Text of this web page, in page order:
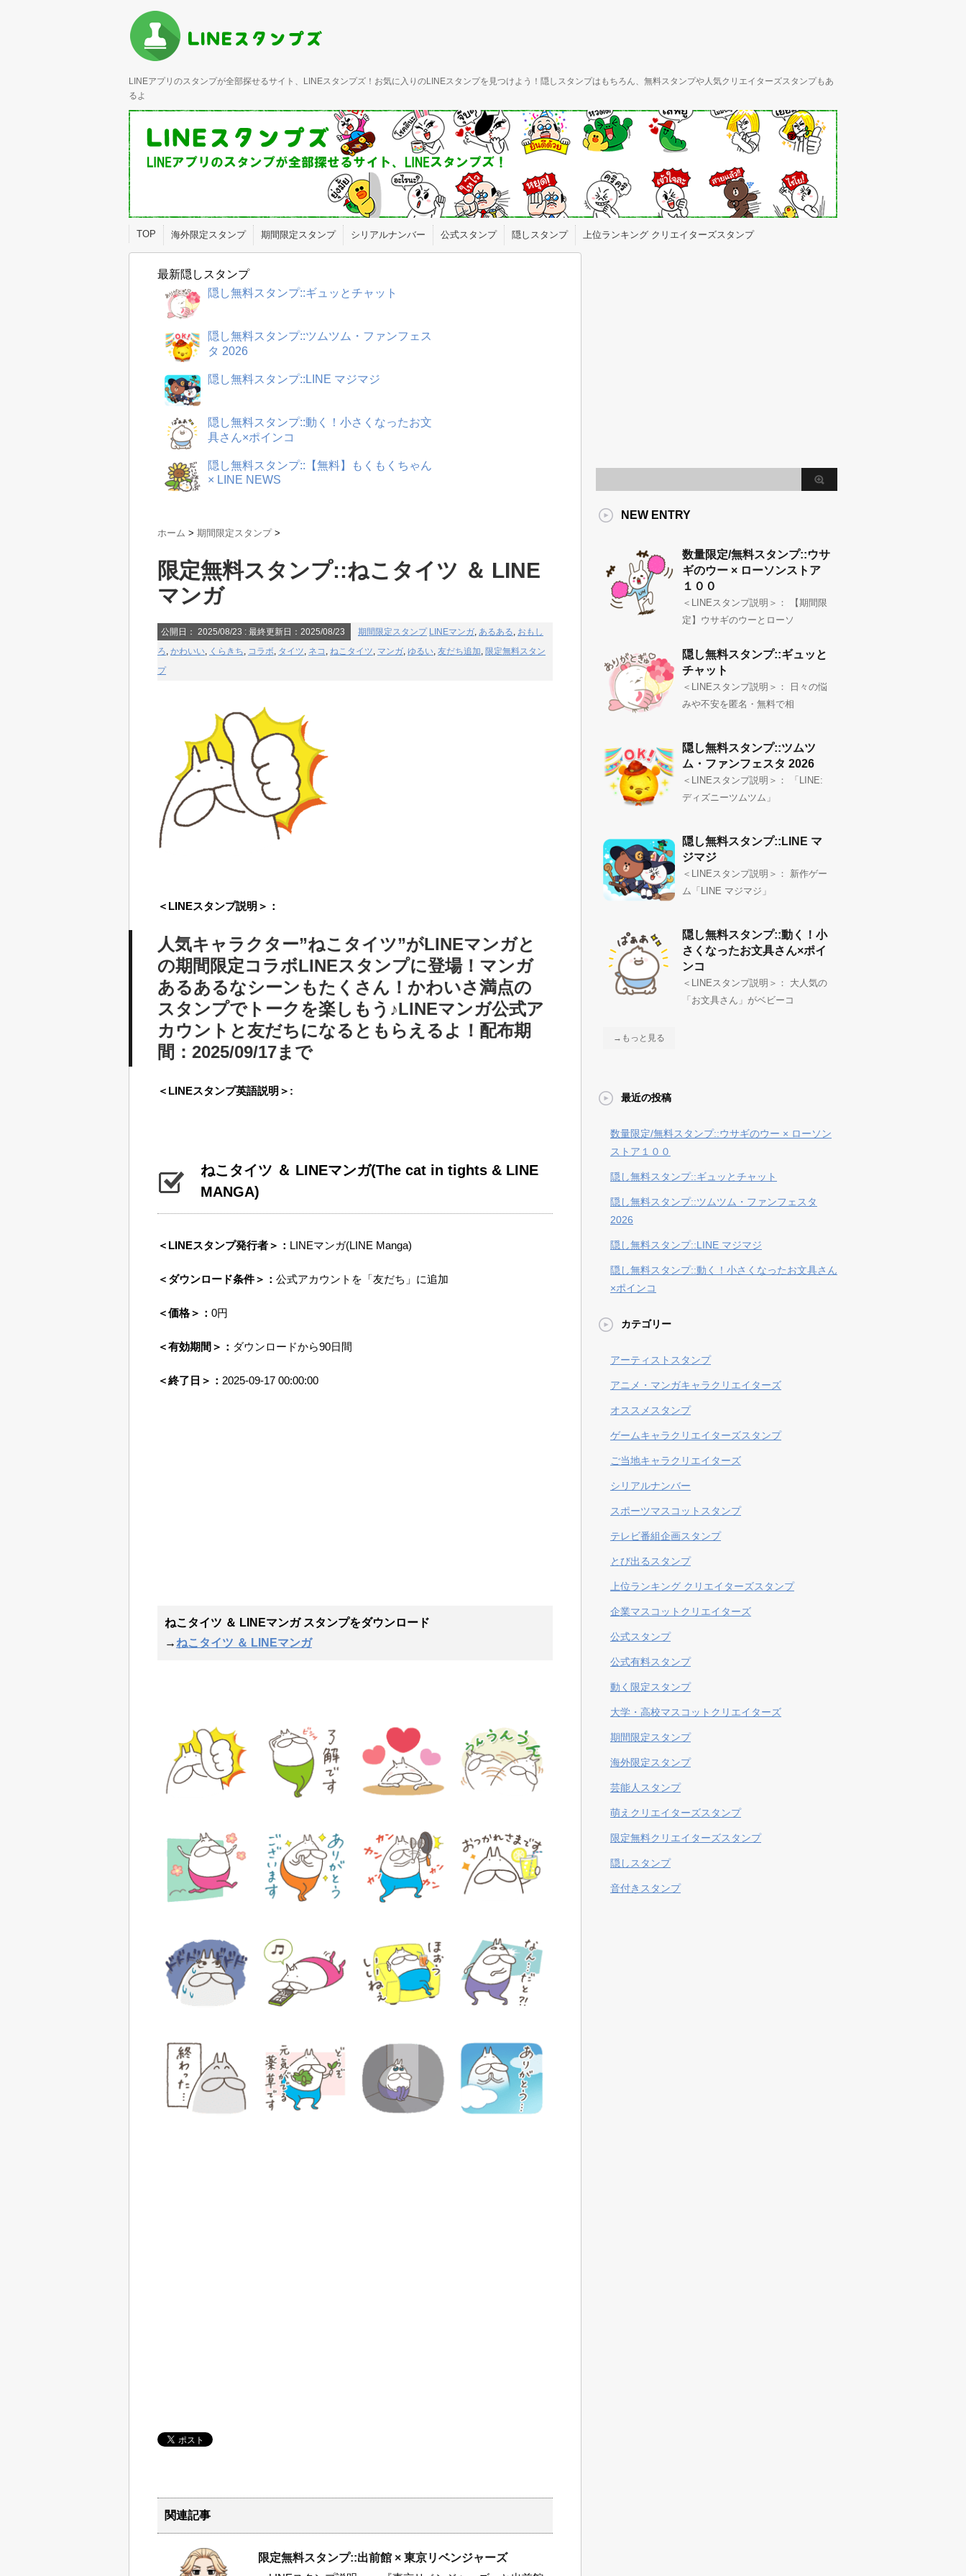
LINEアプリのスタンプが全部探せるサイト、LINEスタンプズ！お気に入りのLINEスタンプを見つけよう！隠しスタンプはもちろん、無料スタンプや人気クリエイターズスタンプもあ
るよ
TOP 海外限定スタンプ 期間限定スタンプ シリアルナンバー 公式スタンプ 隠しスタンプ 上位ランキング クリエイターズスタンプ
最新隠しスタンプ
隠し無料スタンプ::ギュッとチャット
隠し無料スタンプ::ツムツム・ファンフェス
タ 2026
隠し無料スタンプ::LINE マジマジ
隠し無料スタンプ::動く！小さくなったお文
具さん×ポインコ
隠し無料スタンプ::【無料】もくもくちゃん
× LINE NEWS
ホーム > 期間限定スタンプ >
限定無料スタンプ::ねこタイツ ＆ LINE
マンガ
公開日： 2025/08/23 : 最終更新日：2025/08/23 期間限定スタンプ LINEマンガ, あるある, おもし
ろ, かわいい, くらきち, コラボ, タイツ, ネコ , ねこタイツ, マンガ, ゆるい, 友だち追加, 限定無料スタン
プ
＜LINEスタンプ説明＞：
人気キャラクター”ねこタイツ”がLINEマンガと
の期間限定コラボLINEスタンプに登場！マンガ
あるあるなシーンもたくさん！かわいさ満点の
スタンプでトークを楽しもう♪LINEマンガ公式ア
カウントと友だちになるともらえるよ！配布期
間：2025/09/17まで
＜LINEスタンプ英語説明＞:
ねこタイツ ＆ LINEマンガ(The cat in tights & LINE
MANGA)
＜LINEスタンプ発行者＞： LINEマンガ(LINE Manga)
＜ダウンロード条件＞： 公式アカウントを「友だち」に追加
＜価格＞： 0円
＜有効期間＞： ダウンロードから90日間
＜終了日＞： 2025-09-17 00:00:00
ねこタイツ ＆ LINEマンガ スタンプをダウンロード
→ ねこタイツ ＆ LINEマンガ
関連記事
限定無料スタンプ::出前館 × 東京リベンジャーズ
NEW ENTRY
数量限定/無料スタンプ::ウサ
ギのウー × ローソンストア
１００
＜LINEスタンプ説明＞： 【期間限
定】ウサギのウーとローソ
隠し無料スタンプ::ギュッと
チャット
＜LINEスタンプ説明＞： 日々の悩
みや不安を匿名・無料で相
隠し無料スタンプ::ツムツ
ム・ファンフェスタ 2026
＜LINEスタンプ説明＞： 「LINE:
ディズニーツムツム」
隠し無料スタンプ::LINE マ
ジマジ
＜LINEスタンプ説明＞： 新作ゲー
ム「LINE マジマジ」
隠し無料スタンプ::動く！小
さくなったお文具さん×ポイ
ンコ
＜LINEスタンプ説明＞： 大人気の
「お文具さん」がベビーコ
→もっと見る
最近の投稿
数量限定/無料スタンプ::ウサギのウー × ローソン
ストア１００
隠し無料スタンプ::ギュッとチャット
隠し無料スタンプ::ツムツム・ファンフェスタ
2026
隠し無料スタンプ::LINE マジマジ
隠し無料スタンプ::動く！小さくなったお文具さん
×ポインコ
カテゴリー
アーティストスタンプ
アニメ・マンガキャラクリエイターズ
オススメスタンプ
ゲームキャラクリエイターズスタンプ
ご当地キャラクリエイターズ
シリアルナンバー
スポーツマスコットスタンプ
テレビ番組企画スタンプ
とび出るスタンプ
上位ランキング クリエイターズスタンプ
企業マスコットクリエイターズ
公式スタンプ
公式有料スタンプ
動く限定スタンプ
大学・高校マスコットクリエイターズ
期間限定スタンプ
海外限定スタンプ
芸能人スタンプ
萌えクリエイターズスタンプ
限定無料クリエイターズスタンプ
隠しスタンプ
音付きスタンプ